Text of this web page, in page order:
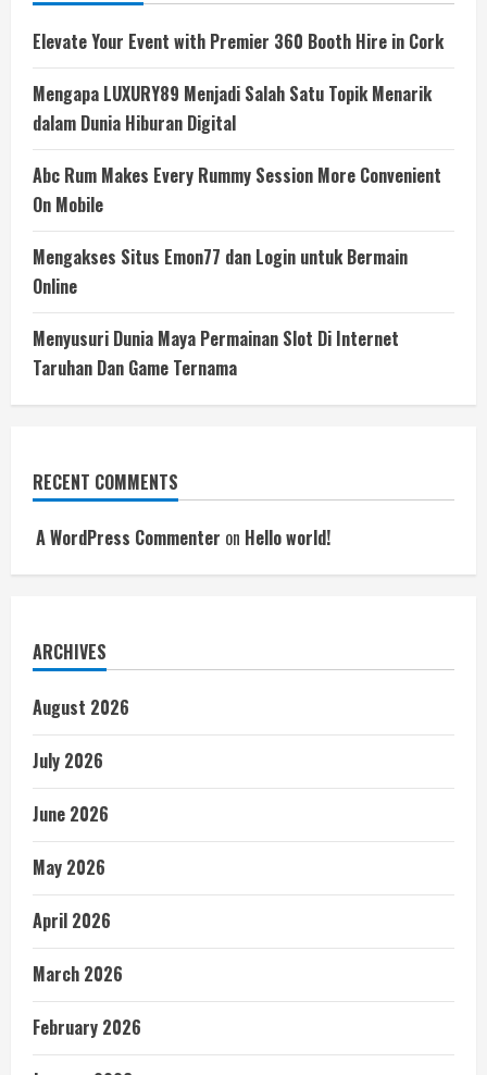
Elevate Your Event with Premier 360 Booth Hire in Cork
Mengapa LUXURY89 Menjadi Salah Satu Topik Menarik
dalam Dunia Hiburan Digital
Abc Rum Makes Every Rummy Session More Convenient
On Mobile
Mengakses Situs Emon77 dan Login untuk Bermain
Online
Menyusuri Dunia Maya Permainan Slot Di Internet
Taruhan Dan Game Ternama
RECENT COMMENTS
A WordPress Commenter on Hello world!
ARCHIVES
August 2026
July 2026
June 2026
May 2026
April 2026
March 2026
February 2026